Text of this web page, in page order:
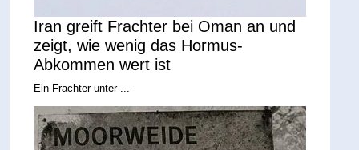
Iran greift Frachter bei Oman an und
zeigt, wie wenig das Hormus-
Abkommen wert ist
Ein Frachter unter ...